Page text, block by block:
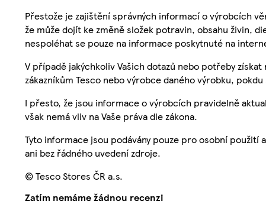
Přestože je zajištění správných informací o výrobcích
že může dojít ke změně složek potravin, obsahu živin,
nespoléhat se pouze na informace poskytnuté na
V případě jakýchkoliv Vašich dotazů nebo potřeby
zákazníkům Tesco nebo výrobce daného výrobku,
I přesto, že jsou informace o výrobcích pravidelně
však nemá vliv na Vaše práva dle zákona.
Tyto informace jsou podávány pouze pro osobní
ani bez řádného uvedení zdroje.
© Tesco Stores ČR a.s.
Zatím nemáme žádnou recenzi